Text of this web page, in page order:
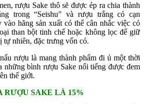
rượu Sake thô sẽ được ép ra chia thành
trong “Seishu” và rượu trắng có cạn
vào hãng sản xuất có thể cân nhắc việc có
than bột tinh chế hoặc không lọc để giữ
tự nhiên, đặc trưng vốn có.
rượu là mang thành phẩm đi ủ một thời
những bình rượu Sake nổi tiếng được đem
thế giới.
RƯỢU SAKE LÀ 15%